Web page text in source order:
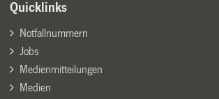
Quicklinks
Notfallnummern
Jobs
Medienmitteilungen
Medien